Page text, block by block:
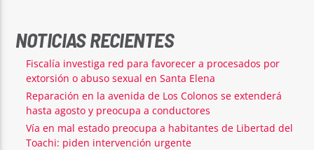
NOTICIAS RECIENTES
Fiscalía investiga red para favorecer a procesados por
extorsión o abuso sexual en Santa Elena
Reparación en la avenida de Los Colonos se extenderá
hasta agosto y preocupa a conductores
Vía en mal estado preocupa a habitantes de Libertad del
Toachi: piden intervención urgente